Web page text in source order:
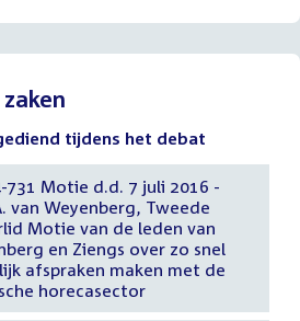
tijdens het debat
731 Motie d.d. 7 juli 2016 -
van Weyenberg, Tweede
Motie van de leden van
en Ziengs over zo snel
afspraken maken met de
horecasector